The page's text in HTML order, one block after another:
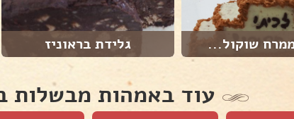
שוקול... גלידת בראוניז
עוד באמהות מבשלות